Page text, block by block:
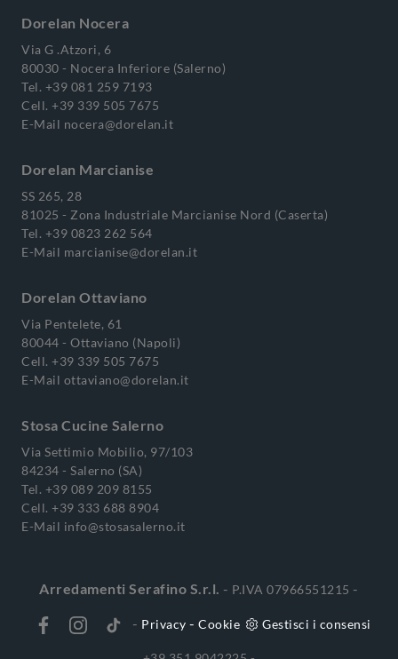
Dorelan Nocera
Via G .Atzori, 6
80030 - Nocera Inferiore (Salerno)
Tel. +39 081 259 7193
Cell. +39 339 505 7675
E-Mail nocera@dorelan.it
Dorelan Marcianise
SS 265, 28
81025 - Zona Industriale Marcianise Nord (Caserta)
Tel. +39 0823 262 564
E-Mail marcianise@dorelan.it
Dorelan Ottaviano
Via Pentelete, 61
80044 - Ottaviano (Napoli)
Cell. +39 339 505 7675
E-Mail ottaviano@dorelan.it
Stosa Cucine Salerno
Via Settimio Mobilio, 97/103
84234 - Salerno (SA)
Tel. +39 089 209 8155
Cell. +39 333 688 8904
E-Mail info@stosasalerno.it
Arredamenti Serafino S.r.l. - P.IVA 07966551215 -
- Privacy - Cookie Gestisci i consensi